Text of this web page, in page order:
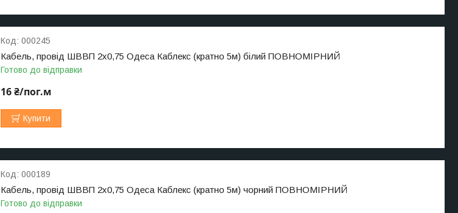
000245
Кабель, провід ШВВП 2х0,75 Одеса Каблекс (кратно 5м) білий ПОВНОМІРНИЙ
Готово до відправки
16 ₴/пог.м
Купити
000189
Кабель, провід ШВВП 2х0,75 Одеса Каблекс (кратно 5м) чорний ПОВНОМІРНИЙ
Готово до відправки